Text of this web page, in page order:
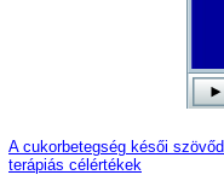
A cukorbetegség késői
terápiás célértékek